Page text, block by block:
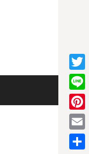
T
w
i
L
i
n
e
P
i
n
E